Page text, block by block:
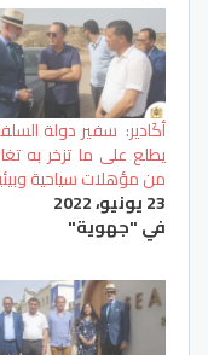
أكَادير: سفير دولة
يطلع على ما تزخر به
من مؤهلات سياحية
23 يونيو، 2022
في "جهوية"